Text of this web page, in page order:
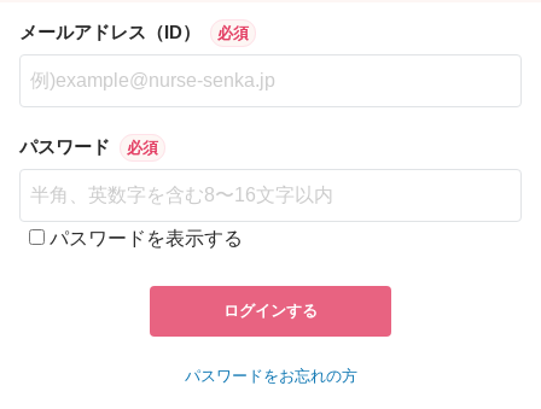
メールアドレス（ID） 必須
パスワード 必須
パスワードを表示する
ログインする
パスワードをお忘れの方